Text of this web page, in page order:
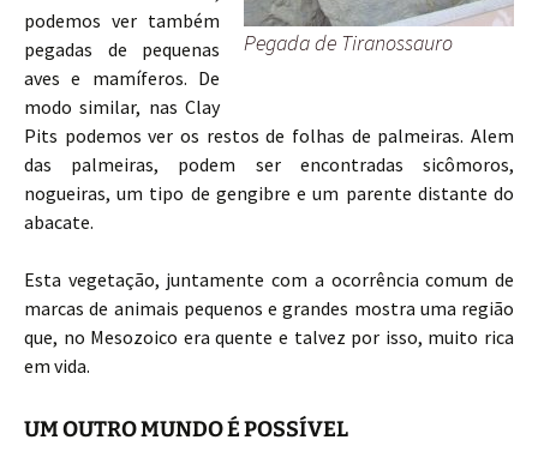
Pegada de Tiranossauro
podemos ver também
pegadas de pequenas
aves e mamíferos. De
modo similar, nas Clay
Pits podemos ver os restos de folhas de palmeiras. Alem
das palmeiras, podem ser encontradas sicômoros,
nogueiras, um tipo de gengibre e um parente distante do
abacate.
Esta vegetação, juntamente com a ocorrência comum de
marcas de animais pequenos e grandes mostra uma região
que, no Mesozoico era quente e talvez por isso, muito rica
em vida.
UM OUTRO MUNDO É POSSÍVEL